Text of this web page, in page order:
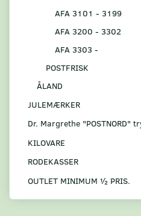
AFA 3101 - 3199
AFA 3200 - 3302
AFA 3303 -
POSTFRISK
ÅLAND
JULEMÆRKER
Dr. Margrethe "POSTNORD"
KILOVARE
RODEKASSER
OUTLET MINIMUM ½ PRIS.